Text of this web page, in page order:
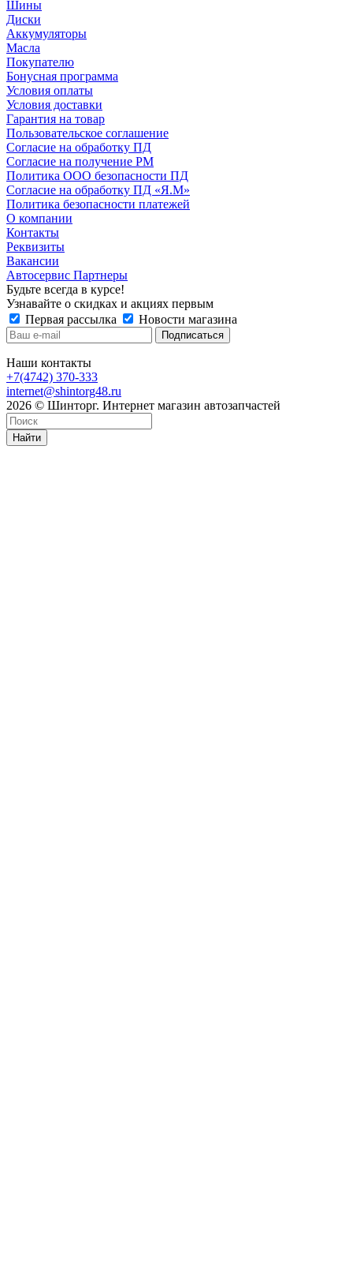
Шины
Диски
Аккумуляторы
Масла
Покупателю
Бонусная программа
Условия оплаты
Условия доставки
Гарантия на товар
Пользовательское соглашение
Согласие на обработку ПД
Согласие на получение РМ
Политика ООО безопасности ПД
Согласие на обработку ПД «Я.М»
Политика безопасности платежей
О компании
Контакты
Реквизиты
Вакансии
Автосервис Партнеры
Будьте всегда в курсе!
Узнавайте о скидках и акциях первым
Первая рассылка
Новости магазина
Наши контакты
+7(4742) 370-333
internet@shintorg48.ru
2026 © Шинторг. Интернет магазин автозапчастей
Найти